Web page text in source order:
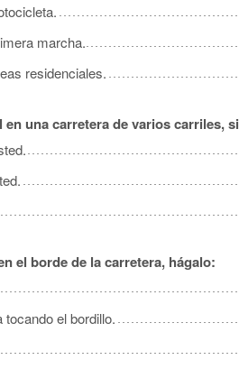
marcha.
residenciales.
una carretera de varios carriles,
el borde de la carretera, hágalo:
el bordillo.